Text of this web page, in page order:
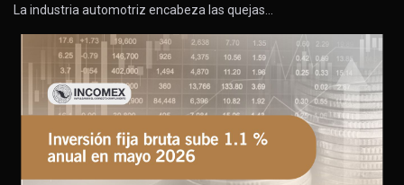
La industria automotriz encabeza las quejas…